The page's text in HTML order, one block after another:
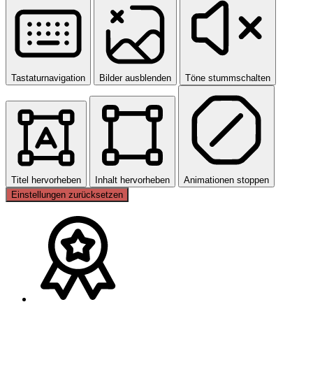
Tastaturnavigation Bilder ausblenden Töne stummschalten
Titel hervorheben Inhalt hervorheben
Animationen stoppen
Einstellungen zurücksetzen